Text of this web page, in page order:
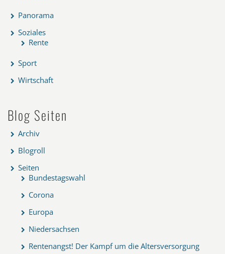
Panorama
Soziales
Rente
Sport
Wirtschaft
Blog Seiten
Archiv
Blogroll
Seiten
Bundestagswahl
Corona
Europa
Niedersachsen
Rentenangst! Der Kampf um die Altersversorgung